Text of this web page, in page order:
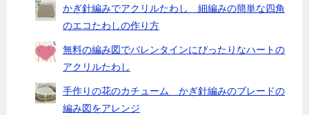
かぎ針編みでアクリルたわし 細編みの簡単な四角
のエコたわしの作り方
無料の編み図でバレンタインにぴったりなハートの
アクリルたわし
手作りの花のカチューム かぎ針編みのブレードの
編み図をアレンジ